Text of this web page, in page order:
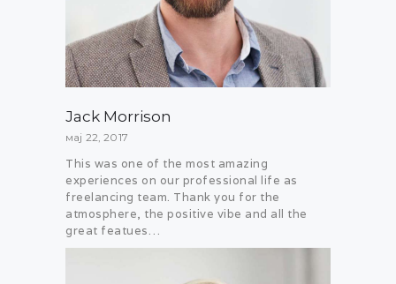
Jack Morrison
мај 22, 2017
This was one of the most amazing
experiences on our professional life as
freelancing team. Thank you for the
atmosphere, the positive vibe and all the
great featues…